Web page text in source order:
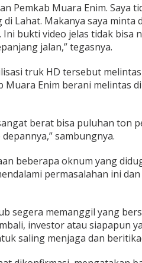
Pemkab Muara Enim. Saya
Lahat. Makanya saya minta
bukti video jelas tidak bisa
jalan,” tegasnya.
truk HD tersebut
Enim berani melintas
berat bisa puluhan ton
sambungnya.
beberapa oknum yang
permasalahan ini
segera memanggil yang
investor atau siapapun
saling menjaga dan